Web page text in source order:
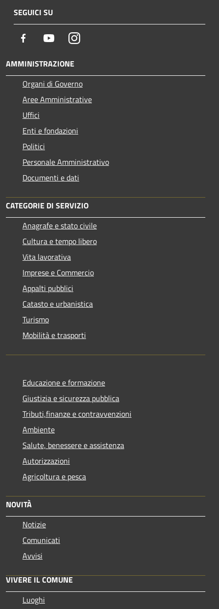
SEGUICI SU
Facebook YoutubeInstagram
AMMINISTRAZIONE
Organi di Governo
Aree Amministrative
Uffici
Enti e fondazioni
Politici
Personale Amministrativo
Documenti e dati
CATEGORIE DI SERVIZIO
Anagrafe e stato civile
Cultura e tempo libero
Vita lavorativa
Imprese e Commercio
Appalti pubblici
Catasto e urbanistica
Turismo
Mobilità e trasporti
Educazione e formazione
Giustizia e sicurezza pubblica
Tributi,finanze e contravvenzioni
Ambiente
Salute, benessere e assistenza
Autorizzazioni
Agricoltura e pesca
NOVITÀ
Notizie
Comunicati
Avvisi
VIVERE IL COMUNE
Luoghi